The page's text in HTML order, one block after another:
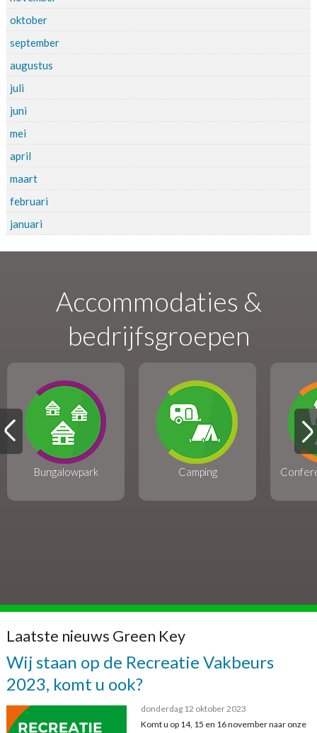
oktober
september
augustus
juli
juni
mei
april
maart
februari
januari
Accommodaties &
bedrijfsgroepen
Bungalowpark Camping
Laatste nieuws Green Key
Wij staan op de Recreatie Vakbeurs
2023, komt u ook?
donderdag 12 oktober 2023
Komt u op 14, 15 en 16 november naar onze